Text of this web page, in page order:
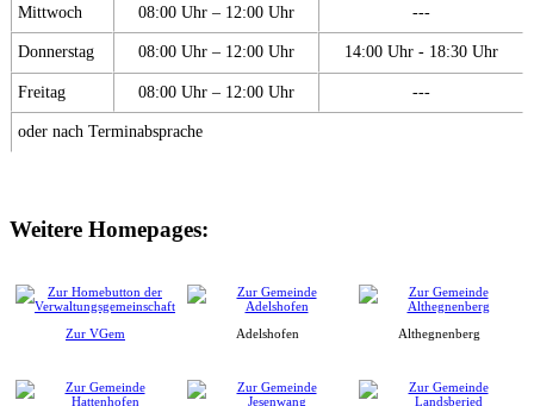
Mittwoch 08:00 Uhr – 12:00 Uhr ---
Donnerstag 08:00 Uhr – 12:00 Uhr 14:00 Uhr - 18:30 Uhr
Freitag 08:00 Uhr – 12:00 Uhr ---
oder nach Terminabsprache
Weitere Homepages:
Zur VGem Adelshofen Althegnenberg